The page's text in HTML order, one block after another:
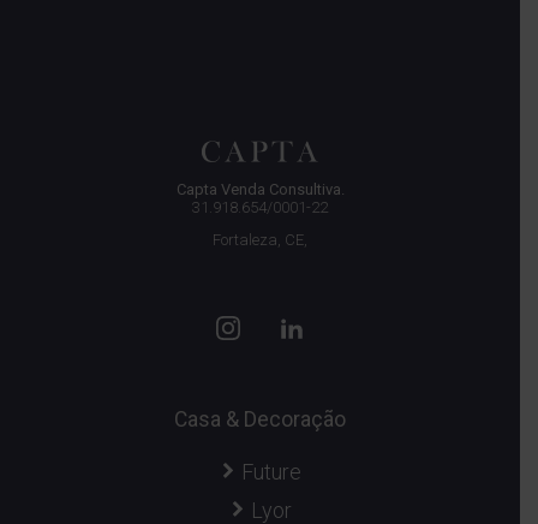
Capta Venda Consultiva.
31.918.654/0001-22
Fortaleza, CE,
Casa & Decoração
Future
Lyor